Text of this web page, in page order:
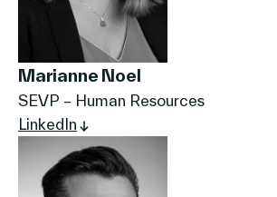
Marianne Noel
SEVP – Human Resources
LinkedIn